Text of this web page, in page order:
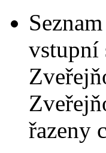
vstupní
řazeny